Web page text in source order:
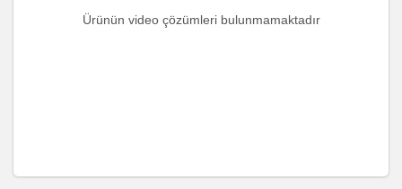
Ürünün video çözümleri bulunmamaktadır